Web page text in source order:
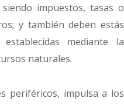
impuestos, tasas o
y también deben estás
mediante la
naturales.
periféricos, impulsa a los